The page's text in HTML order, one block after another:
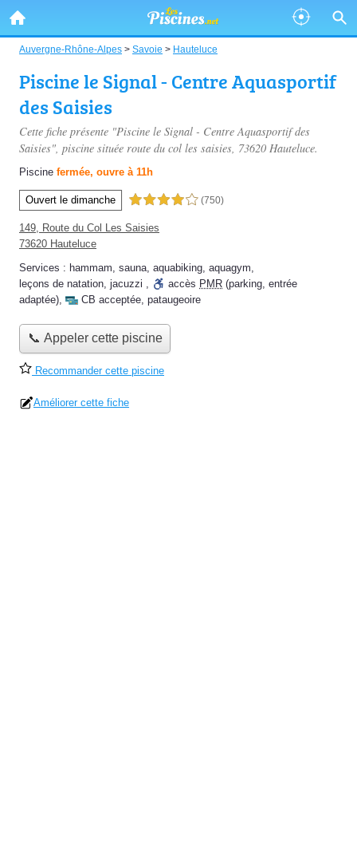
Auvergne-Rhône-Alpes > Savoie > Hauteluce
Piscine le Signal - Centre Aquasportif
des Saisies
Cette fiche présente "Piscine le Signal - Centre Aquasportif des
Saisies", piscine située route du col les saisies, 73620 Hauteluce.
Piscine fermée, ouvre à 11h
Ouvert le dimanche 4,0 étoiles sur 5 (750)
149, Route du Col Les Saisies
73620 Hauteluce
Services : hammam, sauna, aquabiking, aquagym,
leçons de natation, jacuzzi , accès PMR (parking, entrée
adaptée), CB acceptée, pataugeoire
📞 Appeler cette piscine
Recommander cette piscine
Améliorer cette fiche